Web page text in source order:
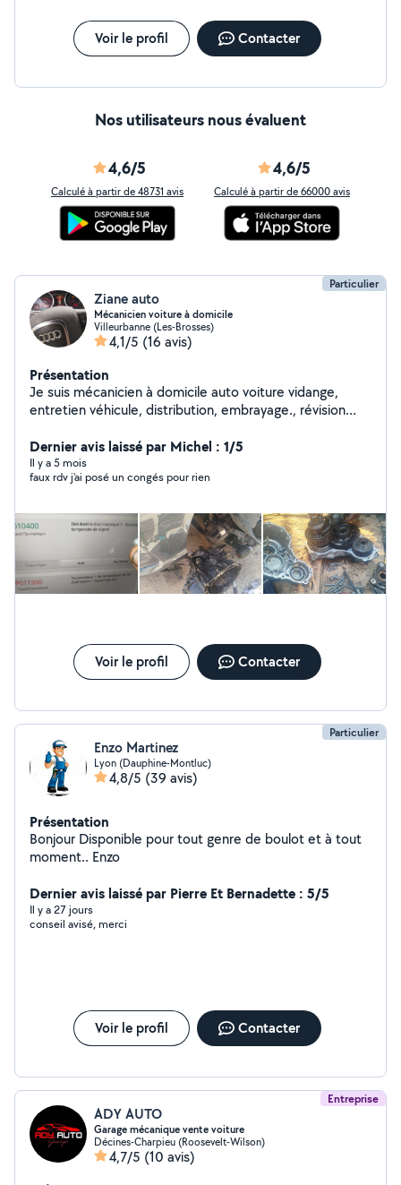
Voir le profil Contacter
Nos utilisateurs nous évaluent
4,6/5
Calculé à partir de 48731 avis
4,6/5
Calculé à partir de 66000 avis
Particulier
Ziane auto
Mécanicien voiture à domicile
Villeurbanne (Les-Brosses)
4,1/5 (16 avis)
Présentation
Je suis mécanicien à domicile auto voiture vidange,
entretien véhicule, distribution, embrayage., révision
Dernier avis laissé par Michel : 1/5
Il y a 5 mois
faux rdv j'ai posé un congés pour rien
Voir le profil Contacter
Particulier
Enzo Martinez
Lyon (Dauphine-Montluc)
4,8/5 (39 avis)
Présentation
Bonjour Disponible pour tout genre de boulot et à tout
moment.. Enzo
Dernier avis laissé par Pierre Et Bernadette : 5/5
Il y a 27 jours
conseil avisé, merci
Voir le profil Contacter
Entreprise
ADY AUTO
Garage mécanique vente voiture
Décines-Charpieu (Roosevelt-Wilson)
4,7/5 (10 avis)